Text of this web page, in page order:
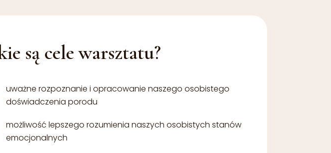
są cele warsztatu?
uważne rozpoznanie i opracowanie naszego osobistego
doświadczenia porodu
możliwość lepszego rozumienia naszych osobistych stanów
emocjonalnych